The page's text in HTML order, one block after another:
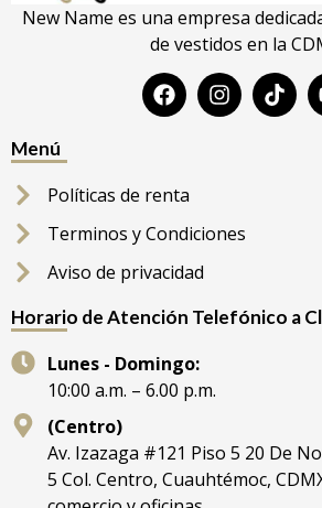
New Name es una empresa
de vestidos en la
Menú
Políticas de renta
Terminos y Condiciones
Aviso de privacidad
Horario de Atención Telefónico a
Lunes - Domingo:
10:00 a.m. – 6.00 p.m.
(Centro)
Av. Izazaga #121 Piso 5 20 De
5 Col. Centro, Cuauhtémoc,